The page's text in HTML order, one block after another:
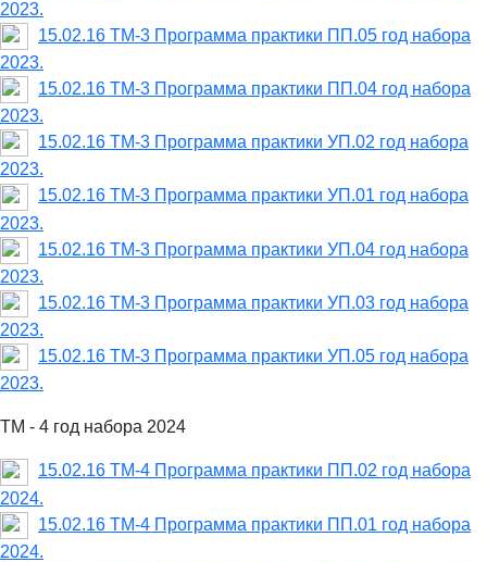
2023.
15.02.16 ТМ-3 Программа практики ПП.05 год набора
2023.
15.02.16 ТМ-3 Программа практики ПП.04 год набора
2023.
15.02.16 ТМ-3 Программа практики УП.02 год набора
2023.
15.02.16 ТМ-3 Программа практики УП.01 год набора
2023.
15.02.16 ТМ-3 Программа практики УП.04 год набора
2023.
15.02.16 ТМ-3 Программа практики УП.03 год набора
2023.
15.02.16 ТМ-3 Программа практики УП.05 год набора
2023.
ТМ - 4 год набора 2024
15.02.16 ТМ-4 Программа практики ПП.02 год набора
2024.
15.02.16 ТМ-4 Программа практики ПП.01 год набора
2024.